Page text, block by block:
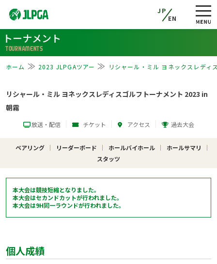
JP
EN
トーナメント
TOURNAMENTS
ホーム 2023 JLPGAツアー リシャール・ミル ヨネックスレデ
リシャール・ミル ヨネックスレディスゴルフトーナメント 2023 in
朝霧
放送・配信 チケット アクセス 過去大会
ペアリング リーダーボード ホールバイホール
ホールサマリ
スタッツ
本大会は競技短縮となりました。
本大会はセカンドカットが行われました。
本大会は9H同一ラウンドが行われました。
個人成績